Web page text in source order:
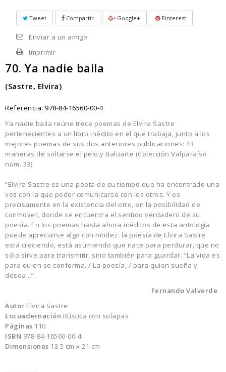
Tweet Compartir Google+ Pinterest
Enviar a un amigo
Imprimir
70. Ya nadie baila
(Sastre, Elvira)
Referencia: 978-84-16560-00-4
Ya nadie baila reúne trece poemas de Elvira Sastre
pertenecientes a un libro inédito en el que trabaja, junto a los
mejores poemas de sus dos anteriores publicaciones: 43
maneras de soltarse el pelo y Baluarte (Colección Valparaíso
núm. 33).
“Elvira Sastre es una poeta de su tiempo que ha encontrado una
voz con la que poder comunicarse con los otros. Y es
precisamente en la existencia del otro, en la posibilidad de
conmover, donde se encuentra el sentido verdadero de su
poesía. En los poemas hasta ahora inéditos de esta antología
puede apreciarse algo con nitidez: la poesía de Elvira Sastre
está creciendo, está asumiendo que nace para perdurar, que no
sólo sirve para transmitir, sino también para guardar. “La vida es
para quien se conforma. / La poesía, / para quien sueña y
desea...”.
Fernando Valverde
Autor Elvira Sastre
Encuadernación Rústica con solapas
Páginas 110
ISBN 978-84-16560-00-4
Dimensiones 13.5 cm x 21 cm